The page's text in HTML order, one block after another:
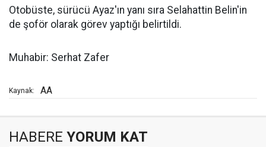
Otobüste, sürücü Ayaz'ın yanı sıra Selahattin Belin'in
de şoför olarak görev yaptığı belirtildi.
Muhabir: Serhat Zafer
Kaynak: AA
HABERE YORUM KAT